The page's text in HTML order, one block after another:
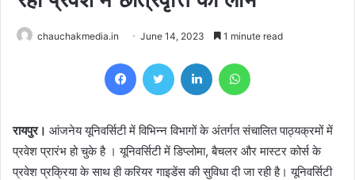
chauchakmedia.in June 14, 2023 1 minute read
FacebookTwitter LinkedIn
रायपुर। आंजनेय यूनिवर्सिटी में विभिन्न विभागों के अंतर्गत संचालित पाठ्यक्रमों में
प्रवेश प्रारंभ हो चुके है । यूनिवर्सिटी में डिप्लोमा, बैचलर और मास्टर कोर्स के
प्रवेश प्रक्रिया के साथ ही करियर गाइडेंस की सुविधा दी जा रही है। यूनिवर्सिटी